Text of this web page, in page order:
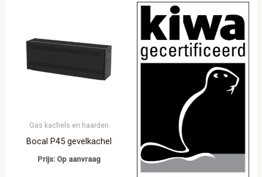
Gas kachels en haarden
Bocal P45 gevelkachel
Prijs: Op aanvraag